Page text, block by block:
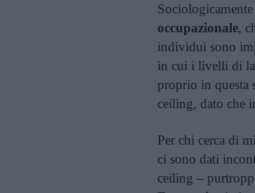
occupazionale,
individui sono
in cui i livelli di
proprio in questa
ceiling, dato che
Per chi cerca di
ci sono dati
ceiling –